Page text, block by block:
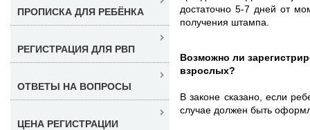
достаточно 5-7 дней от
получения штампа.
Возможно ли
взрослых?
В законе сказано, если
случае должен быть
ПРОПИСКА ДЛЯ РЕБЁНКА
РЕГИСТРАЦИЯ ДЛЯ РВП
ОТВЕТЫ НА ВОПРОСЫ
ЦЕНА РЕГИСТРАЦИИ